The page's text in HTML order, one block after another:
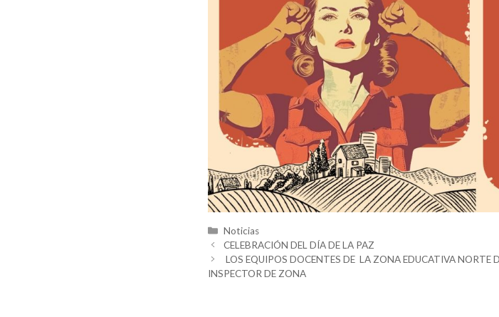
Categorías
Noticias
CELEBRACIÓN DEL DÍA DE LA PAZ
LOS EQUIPOS DOCENTES DE LA ZONA EDUCATIVA NORTE
INSPECTOR DE ZONA